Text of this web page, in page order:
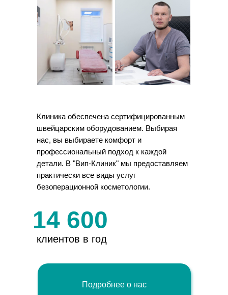
Клиника обеспечена сертифицированным
швейцарским оборудованием. Выбирая
нас, вы выбираете комфорт и
профессиональный подход к каждой
детали. В "Вип-Клиник" мы предоставляем
практически все виды услуг
безоперационной косметологии.
14 600
клиентов в год
Подробнее о нас